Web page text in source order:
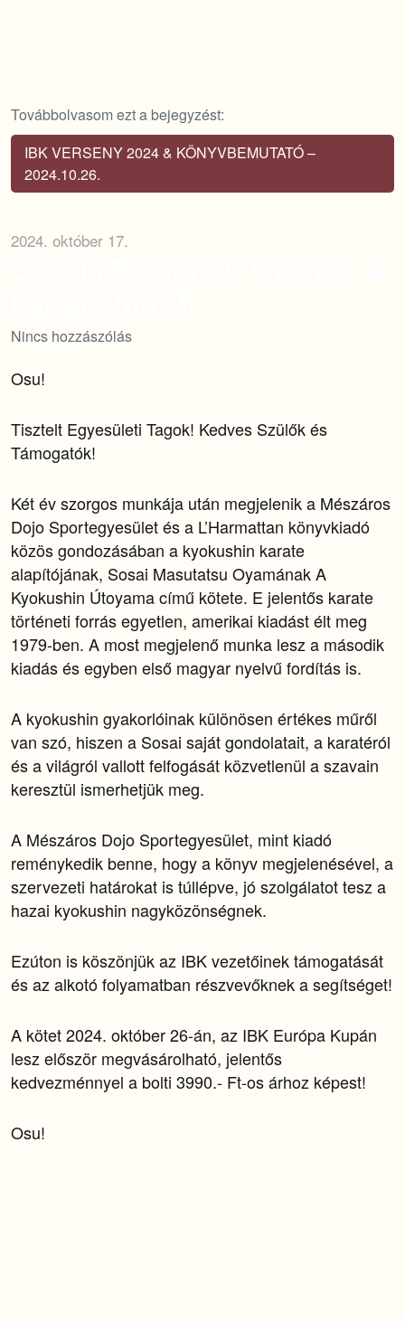
Továbbolvasom ezt a bejegyzést:
IBK VERSENY 2024 & KÖNYVBEMUTATÓ –
2024.10.26.
2024. október 17.
Nincs hozzászólás
Osu!
Tisztelt Egyesületi Tagok! Kedves Szülők és
Támogatók!
Két év szorgos munkája után megjelenik a Mészáros
Dojo Sportegyesület és a L’Harmattan könyvkiadó
közös gondozásában a kyokushin karate
alapítójának, Sosai Masutatsu Oyamának A
Kyokushin Útoyama című kötete. E jelentős karate
történeti forrás egyetlen, amerikai kiadást élt meg
1979-ben. A most megjelenő munka lesz a második
kiadás és egyben első magyar nyelvű fordítás is.
A kyokushin gyakorlóinak különösen értékes műről
van szó, hiszen a Sosai saját gondolatait, a karatéról
és a világról vallott felfogását közvetlenül a szavain
keresztül ismerhetjük meg.
A Mészáros Dojo Sportegyesület, mint kiadó
reménykedik benne, hogy a könyv megjelenésével, a
szervezeti határokat is túllépve, jó szolgálatot tesz a
hazai kyokushin nagyközönségnek.
Ezúton is köszönjük az IBK vezetőinek támogatását
és az alkotó folyamatban részvevőknek a segítséget!
A kötet 2024. október 26-án, az IBK Európa Kupán
lesz először megvásárolható, jelentős
kedvezménnyel a bolti 3990.- Ft-os árhoz képest!
Osu!